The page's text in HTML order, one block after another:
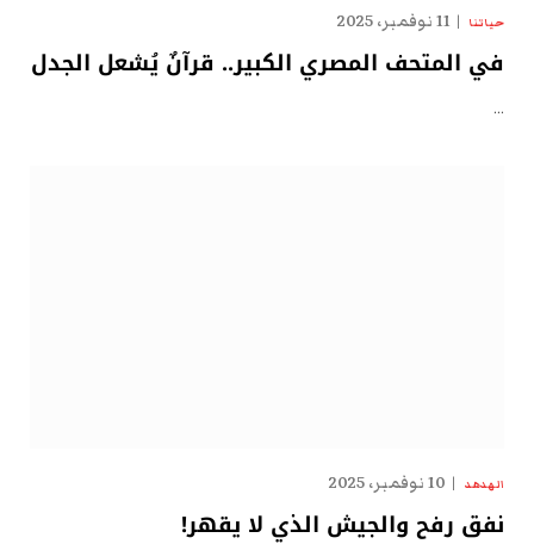
حياتنا 11 نوفمبر، 2025
في المتحف المصري الكبير.. قرآنٌ يُشعل الجدل
…
الهدهد 10 نوفمبر، 2025
نفق رفح والجيش الذي لا يقهر!